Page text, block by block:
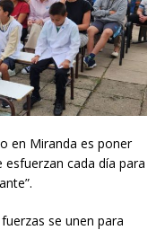
en Miranda es poner
cada día para
se unen para